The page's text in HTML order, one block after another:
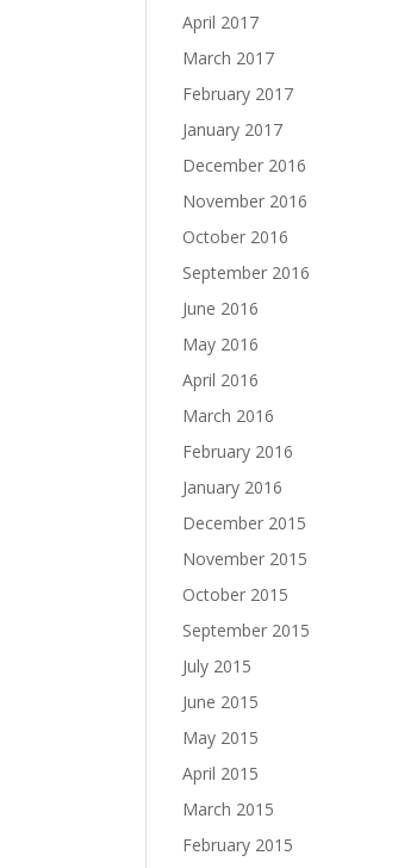
April 2017
March 2017
February 2017
January 2017
December 2016
November 2016
October 2016
September 2016
June 2016
May 2016
April 2016
March 2016
February 2016
January 2016
December 2015
November 2015
October 2015
September 2015
July 2015
June 2015
May 2015
April 2015
March 2015
February 2015